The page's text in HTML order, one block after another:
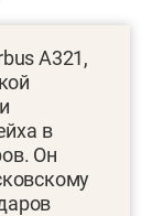
А321,
в
Он